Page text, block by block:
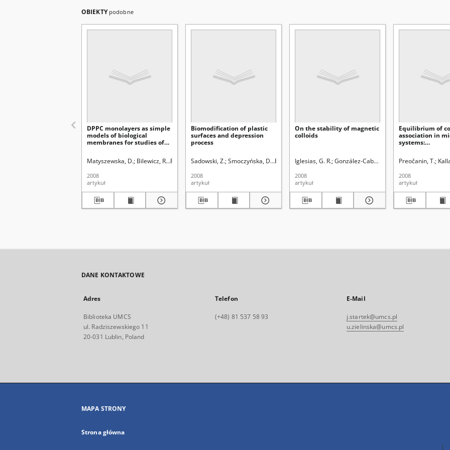
OBIEKTY podobne
DPPC monolayers as simple
models of biological
membranes for studies of
Matyszewska, D. Bilewicz, R. Rudziński, Władysław. Red.
2008
artykuł
Biomodification of plastic
surfaces and depression
process
Sadowski, Z. Smoczyńska, D. Polowczyk, I. Rudziński, Władysław. Red.
2008
artykuł
On the stability of magnetic
colloids
Iglesias, G. R. González-Caballero, F. López-López, M.
2008
artykuł
Equilibrium of
association in
systems:
Preočanin, T.
2008
artykuł
DANE KONTAKTOWE
Adres
Biblioteka UMCS
ul. Radziszewskiego 11
20-031 Lublin, Poland
Telefon
(+48) 81 537 58 93
E-Mail
j.startek@umcs.pl
u.zielinska@umcs.pl
MAPA STRONY
Strona główna